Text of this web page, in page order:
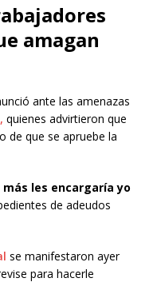
amagan
ante las amenazas
quienes advirtieron que
de que se apruebe la
más les encargaría yo
de adeudos
se manifestaron ayer
para hacerle